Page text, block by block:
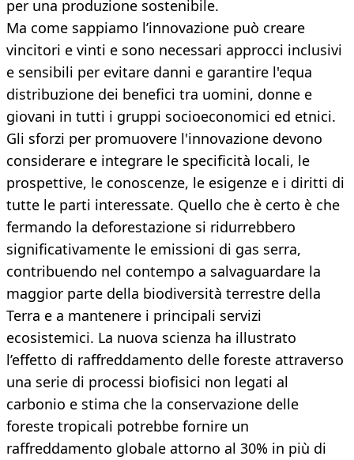
per una produzione sostenibile.
Ma come sappiamo l’innovazione può creare
vincitori e vinti e sono necessari approcci inclusivi
e sensibili per evitare danni e garantire l'equa
distribuzione dei benefici tra uomini, donne e
giovani in tutti i gruppi socioeconomici ed etnici.
Gli sforzi per promuovere l'innovazione devono
considerare e integrare le specificità locali, le
prospettive, le conoscenze, le esigenze e i diritti di
tutte le parti interessate. Quello che è certo è che
fermando la deforestazione si ridurrebbero
significativamente le emissioni di gas serra,
contribuendo nel contempo a salvaguardare la
maggior parte della biodiversità terrestre della
Terra e a mantenere i principali servizi
ecosistemici. La nuova scienza ha illustrato
l’effetto di raffreddamento delle foreste attraverso
una serie di processi biofisici non legati al
carbonio e stima che la conservazione delle
foreste tropicali potrebbe fornire un
raffreddamento globale attorno al 30% in più di